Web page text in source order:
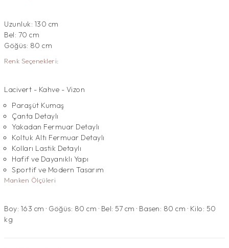
Uzunluk: 130 cm
Bel: 70 cm
Göğüs: 80 cm
Renk Seçenekleri:
Lacivert - Kahve - Vizon
Paraşüt Kumaş
Çanta Detaylı
Yakadan Fermuar Detaylı
Koltuk Altı Fermuar Detaylı
Kolları Lastik Detaylı
Hafif ve Dayanıklı Yapı
Sportif ve Modern Tasarım
Manken Ölçüleri
Boy: 163 cm · Göğüs: 80 cm · Bel: 57 cm · Basen: 80 cm · Kilo: 50
kg